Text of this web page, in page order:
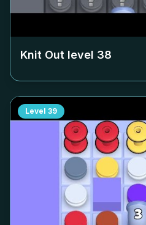
Knit Out level 38
Level 39